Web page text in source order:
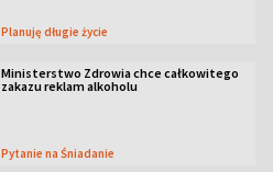
Planuję długie życie
Ministerstwo Zdrowia chce całkowitego
zakazu reklam alkoholu
Pytanie na Śniadanie